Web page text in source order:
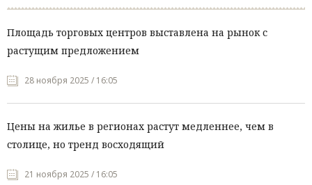
Площадь торговых центров выставлена на рынок с
растущим предложением
28 ноября 2025 / 16:05
Цены на жилье в регионах растут медленнее, чем в
столице, но тренд восходящий
21 ноября 2025 / 16:05